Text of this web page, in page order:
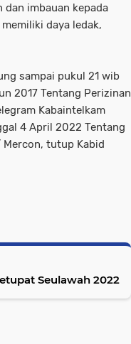
imbauan kepada
daya ledak,
sampai pukul 21 wib
2017 Tentang Perizinan
Kabaintelkam
4 April 2022 Tentang
Mercon, tutup Kabid
Seulawah 2022